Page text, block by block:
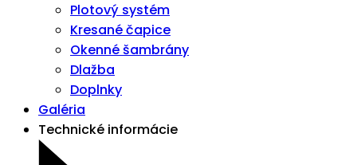
Plotový systém
Kresané čapice
Okenné šambrány
Dlažba
Doplnky
Galéria
Technické informácie